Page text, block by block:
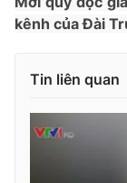
THỜI BÁO VTV
kênh của Đài
Tin liên quan